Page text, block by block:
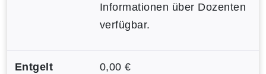
Informationen über Dozenten
verfügbar.
Entgelt 0,00 €